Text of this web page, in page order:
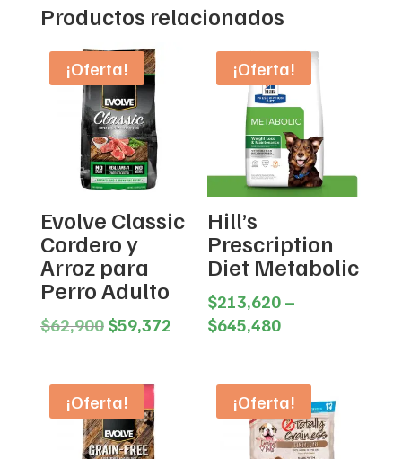
Productos relacionados
¡Oferta!
Evolve Classic
Cordero y
Arroz para
Perro Adulto
$62,900 Original
$62,900.
$59,372Current
¡Oferta!
Hill’s
Prescription
Diet Metabolic
$213,620 –
$645,480Price
through
$645,480
¡Oferta! ¡Oferta!